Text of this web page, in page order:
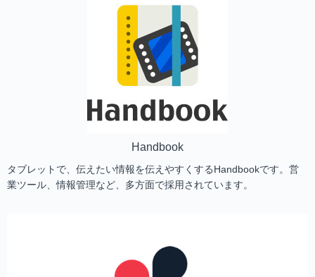
Handbook
タブレットで、伝えたい情報を伝えやすくするHandbookです。営
業ツール、情報管理など、多方面で採用されています。